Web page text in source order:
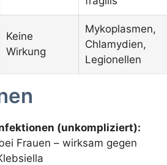
Keine
Wirkung
Mykoplasmen,
Chlamydien,
Legionellen
(unkompliziert):
Frauen – wirksam gegen